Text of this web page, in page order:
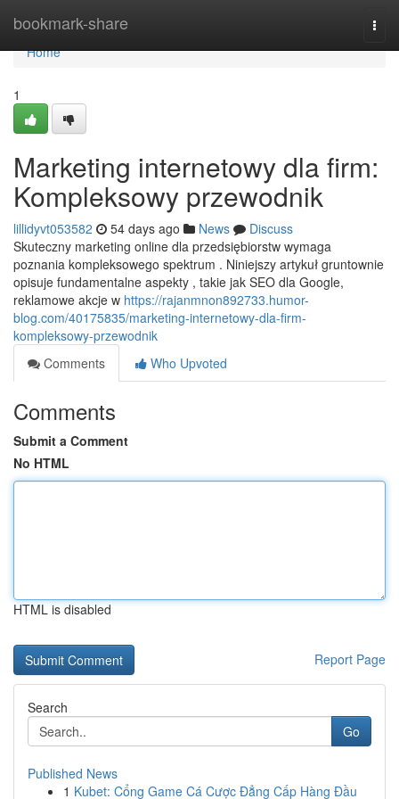
bookmark-share
Home
Home
1
Marketing internetowy dla firm:
Kompleksowy przewodnik
lillidyvt053582 54 days ago News
Discuss
Skuteczny marketing online dla przedsiębiorstw wymaga
poznania kompleksowego spektrum . Niniejszy artykuł gruntownie
opisuje fundamentalne aspekty , takie jak SEO dla Google,
reklamowe akcje w https://rajanmnon892733.humor-
blog.com/40175835/marketing-internetowy-dla-firm-
kompleksowy-przewodnik
Comments
Who Upvoted
Comments
Submit a Comment
No HTML
HTML is disabled
Report Page
Search
Go
Published News
1 Kubet: Cổng Game Cá Cược Đẳng Cấp Hàng Đầu